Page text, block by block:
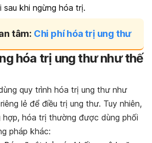
sau khi ngừng hóa trị.
tâm: Chi phí hóa trị ung thư
hóa trị ung thư như thế
quy trình hóa trị ung thư như
lẻ để điều trị ung thư. Tuy nhiên,
hợp, hóa trị thường được dùng phối
pháp khác: